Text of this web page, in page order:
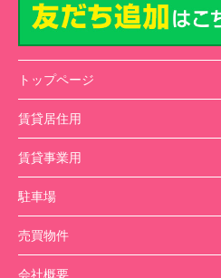
トップページ
賃貸居住用
賃貸事業用
駐車場
売買物件
会社概要